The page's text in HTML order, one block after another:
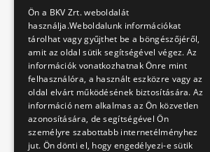
Elektromos
Elektromos
Elektromos
Ön a BKV Zrt. weboldalát
használja.Weboldalunk információkat
tárolhat vagy gyűjthet be a böngészőjéről,
amit az oldal sütik segítségével végez. Az
információk vonatkozhatnak Önre mint
felhasználóra, a használt eszközre vagy az
oldal elvárt működésének biztosítására. Az
információ nem alkalmas az Ön közvetlen
azonosítására, de segítségével Ön
személyre szabottabb internetélményhez
jut. Ön dönti el, hogy engedélyezi-e sütik